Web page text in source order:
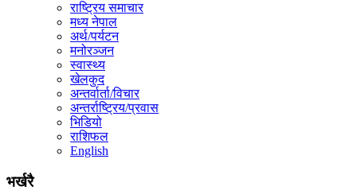
राष्ट्रिय समाचार
मध्य नेपाल
अर्थ/पर्यटन
मनोरञ्जन
स्वास्थ्य
खेलकुद
अन्तर्वार्ता/विचार
अन्तर्राष्ट्रिय/प्रवास
भिडियो
राशिफल
English
भर्खरै